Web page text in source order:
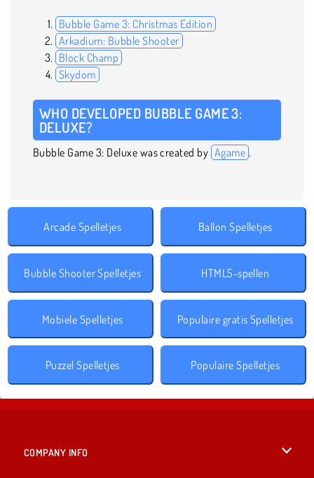
Bubble Game 3: Christmas Edition
Arkadium: Bubble Shooter
Block Champ
Skydom
WHO DEVELOPED BUBBLE GAME 3:
DELUXE?
Bubble Game 3: Deluxe was created by Agame .
Arcade Spelletjes Ballon Spelletjes
Bubble Shooter Spelletjes HTML5-spellen
Mobiele Spelletjes Populaire gratis Spelletjes
Puzzel Spelletjes Populaire Spelletjes
COMPANY INFO